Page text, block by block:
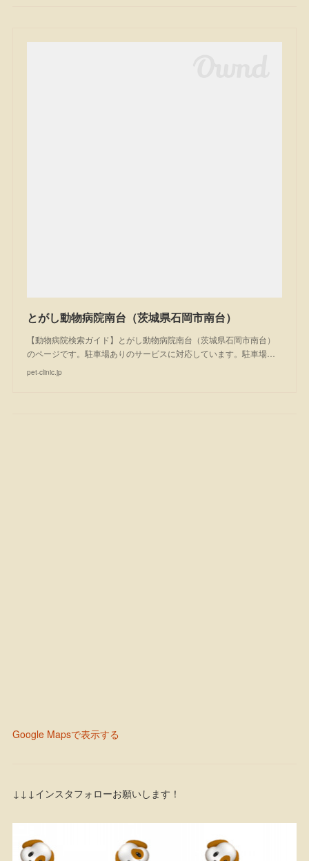
とがし動物病院南台（茨城県石岡市南台）
【動物病院検索ガイド】とがし動物病院南台（茨城県石岡市南台）
のページです。駐車場ありのサービスに対応しています。駐車場…
pet-clinic.jp
Google Mapsで表示する
↓↓↓インスタフォローお願いします！